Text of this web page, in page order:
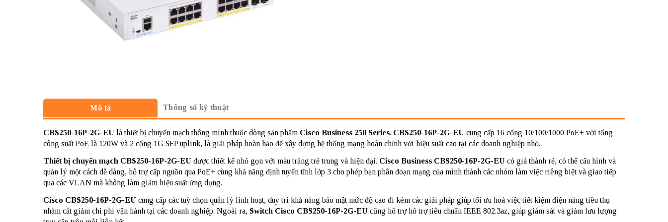
Mô tả Thông số kỹ thuật
CBS250-16P-2G-EU là thiết bị chuyển mạch thông minh thuộc dòng sản phẩm Cisco Business 250 Series. CBS250-16P-2G-EU cung cấp 16 cổng 10/100/1000 PoE+ với tổng
công suất PoE là 120W và 2 cổng 1G SFP uplink, là giải pháp hoàn hảo để xây dựng hệ thống mạng hoàn chỉnh với hiệu suất cao tại các doanh nghiệp nhỏ.
Thiết bị chuyển mạch CBS250-16P-2G-EU được thiết kế nhỏ gọn với màu trắng trẻ trung và hiện đại. Cisco Business CBS250-16P-2G-EU có giá thành rẻ, có thể cấu hình và
quản lý một cách dễ dàng, hỗ trợ cấp nguồn qua PoE+ cùng khả năng định tuyến tĩnh lớp 3 cho phép bạn phân đoạn mạng của mình thành các nhóm làm việc riêng biệt và giao tiếp
qua các VLAN mà không làm giảm hiệu suất ứng dụng.
Cisco CBS250-16P-2G-EU cung cấp các tuỳ chọn quản lý linh hoạt, duy trì khả năng bảo mật mức độ cao đi kèm các giải pháp giúp tối ưu hoá việc tiết kiệm điện năng tiêu thụ
nhằm cắt giảm chi phí vận hành tại các doanh nghiệp. Ngoài ra, Switch Cisco CBS250-16P-2G-EU cũng hỗ trợ hỗ trợ tiêu chuẩn IEEE 802.3az, giúp giám sát và giảm lưu lượng